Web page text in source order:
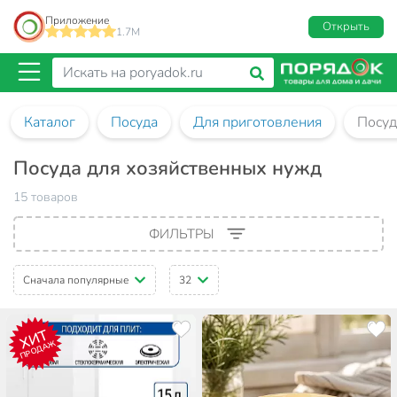
Приложение
1.7M
Открыть
Каталог Посуда Для приготовления
Посуда для хозяйственных нужд
15 товаров
ФИЛЬТРЫ
Сначала популярные 32
ХИТ
ПРОДАЖ